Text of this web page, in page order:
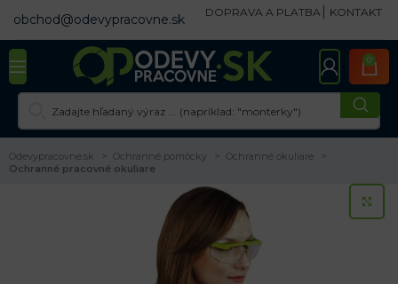
obchod@odevypracovne.sk DOPRAVA A PLATBA KONTAKT
0
Odevypracovne.sk Ochranné pomôcky
Ochranné okuliare
Ochranné pracovné okuliare